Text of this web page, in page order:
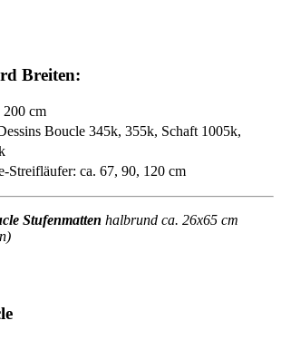
Breiten:
200 cm
Boucle 345k, 355k, Schaft 1005k,
Streifläufer: ca. 67, 90, 120 cm
Stufenmatten halbrund ca. 26x65 cm